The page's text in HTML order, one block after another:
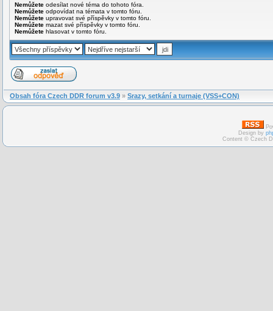
Nemůžete odesílat nové téma do tohoto fóra.
Nemůžete odpovídat na témata v tomto fóru.
Nemůžete upravovat své příspěvky v tomto fóru.
Nemůžete mazat své příspěvky v tomto fóru.
Nemůžete hlasovat v tomto fóru.
Obsah fóra Czech DDR forum v3.9 » Srazy, setkání a turnaje (VSS+CON)
Design by
Content © Czech